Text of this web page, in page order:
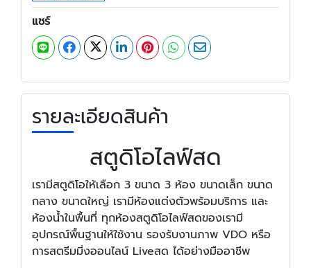
แชร์
รายละเอียดสินค้า
สตูดิโอไลฟ์สด
เรามีสตูดิโอให้เลือก 3 ขนาด 3 ห้อง ขนาดเล็ก ขนาด
กลาง ขนาดใหญ่ เรามีห้องแต่งตัวพร้อมบริการ และ
ห้องน้ำในพื้นที่ ทุกห้องสตูดิโอไลฟ์สดของเรามี
อุปกรณ์พื้นฐานให้ใช้งาน รองรับงานภาพ VDO หรือ
การสตรีมมิ่งออนไลน์ Liveสด ได้อย่างมืออาชีพ